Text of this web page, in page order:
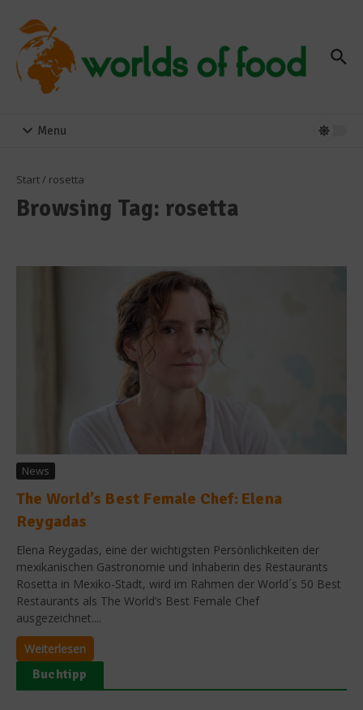
Menu
Start/ rosetta
Browsing Tag: rosetta
News
The World’s Best Female Chef: Elena
Reygadas
Elena Reygadas, eine der wichtigsten Persönlichkeiten der
mexikanischen Gastronomie und Inhaberin des Restaurants
Rosetta in Mexiko-Stadt, wird im Rahmen der World´s 50 Best
Restaurants als The World’s Best Female Chef
ausgezeichnet....
Weiterlesen
Buchtipp